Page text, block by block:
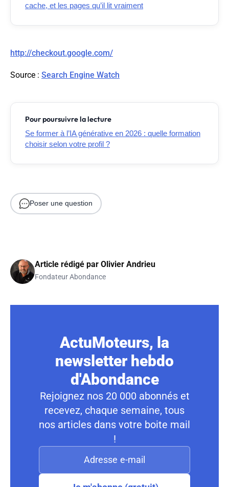
cache, et les pages qu’il lit vraiment
http://checkout.google.com/
Source : Search Engine Watch
Pour poursuivre la lecture
Se former à l’IA générative en 2026 : quelle formation
choisir selon votre profil ?
Poser une question
Article rédigé par Olivier Andrieu
Fondateur Abondance
ActuMoteurs, la
newsletter hebdo
d'Abondance
Rejoignez nos 20 000 abonnés et
recevez, chaque semaine, tous
nos articles dans votre boite mail
!